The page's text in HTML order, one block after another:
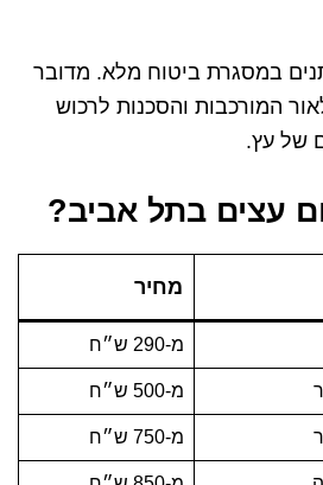
במסגרת ביטוח מלא. מדובר
המורכבות והסכנות לרכוש
של עץ.
עצים בתל אביב?
מחיר
מ-290 ש״ח
מ-500 ש״ח
מ-750 ש״ח